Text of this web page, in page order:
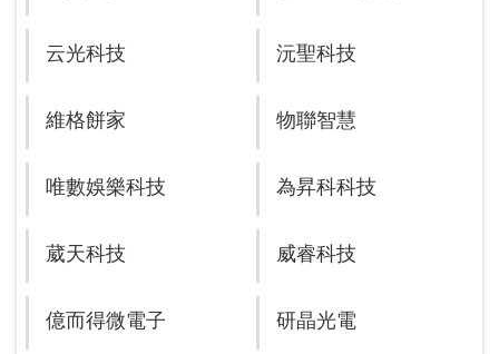
云光科技 沅聖科技
維格餅家 物聯智慧
唯數娛樂科技 為昇科科技
葳天科技 威睿科技
億而得微電子 研晶光電